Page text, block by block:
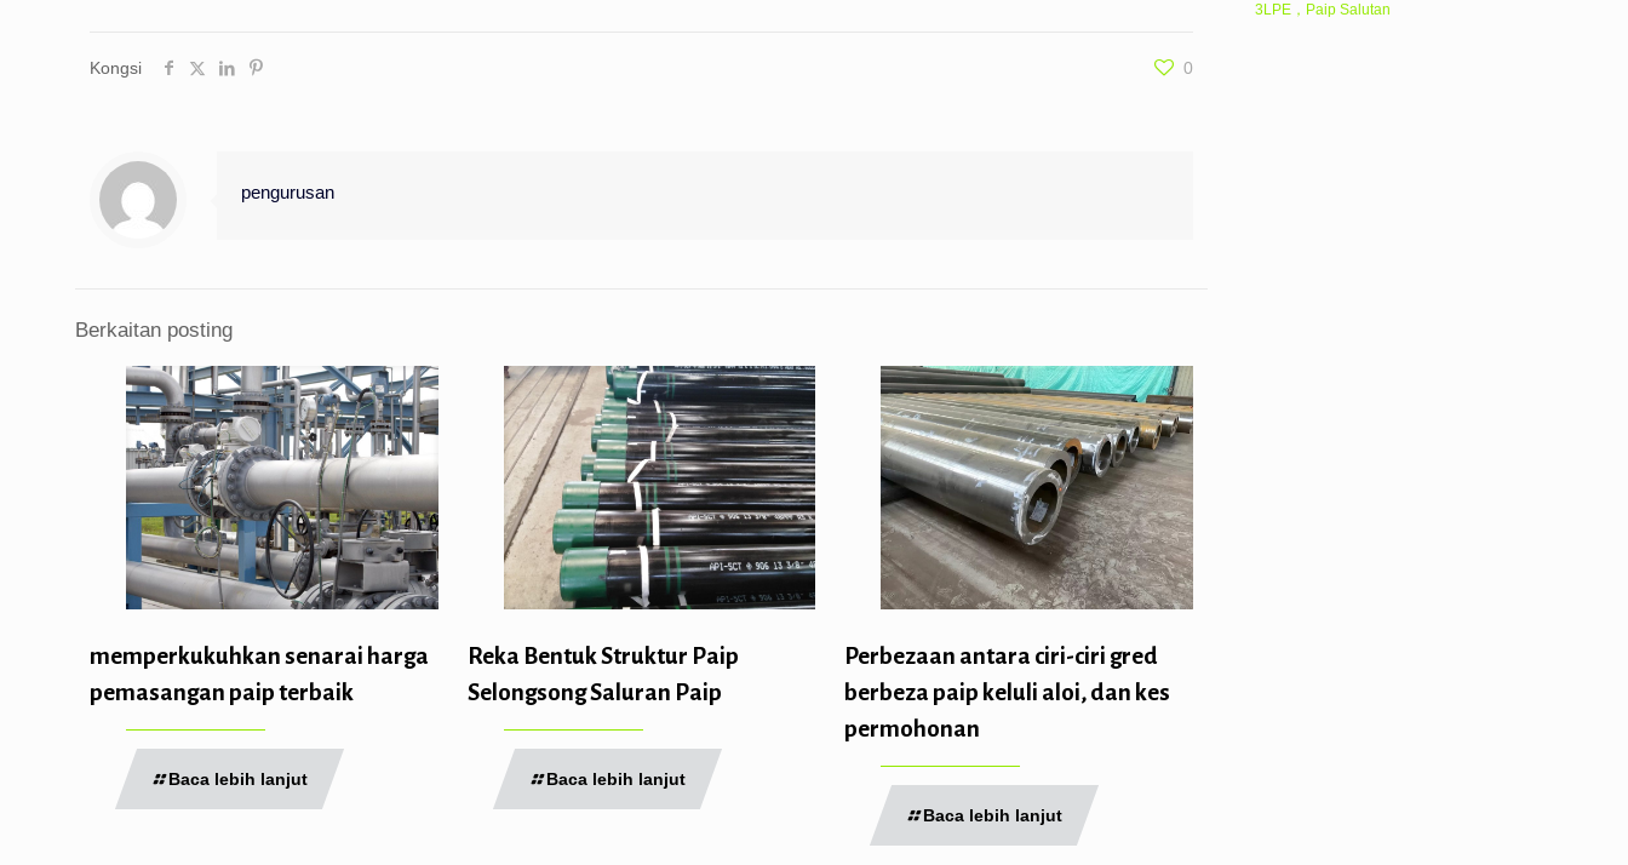
Kongsi 0
pengurusan
Berkaitan posting
memperkukuhkan senarai harga
pemasangan paip terbaik
Baca lebih lanjut
Reka Bentuk Struktur Paip
Selongsong Saluran Paip
Baca lebih lanjut
Perbezaan antara ciri-ciri gred
berbeza paip keluli aloi, dan kes
permohonan
Baca lebih lanjut
3LPE，Paip Salutan